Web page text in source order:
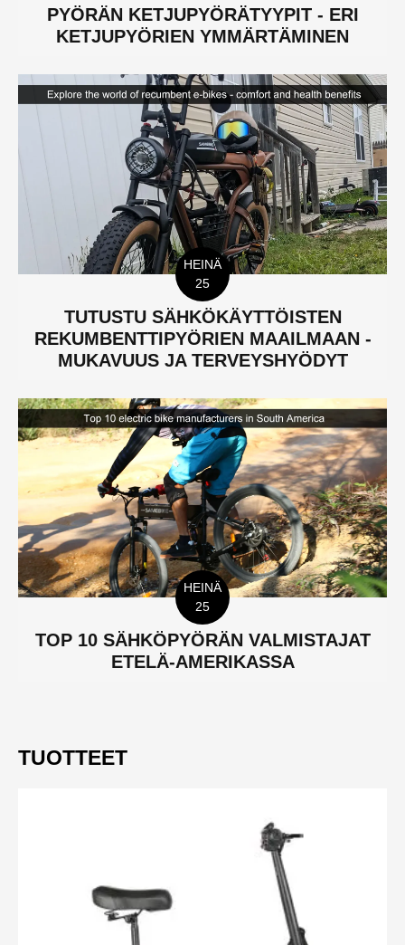
PYÖRÄN KETJUPYÖRÄTYYPIT - ERI
KETJUPYÖRIEN YMMÄRTÄMINEN
HEINÄ
25
TUTUSTU SÄHKÖKÄYTTÖISTEN
REKUMBENTTIPYÖRIEN MAAILMAAN -
MUKAVUUS JA TERVEYSHYÖDYT
HEINÄ
25
TOP 10 SÄHKÖPYÖRÄN VALMISTAJAT
ETELÄ-AMERIKASSA
TUOTTEET